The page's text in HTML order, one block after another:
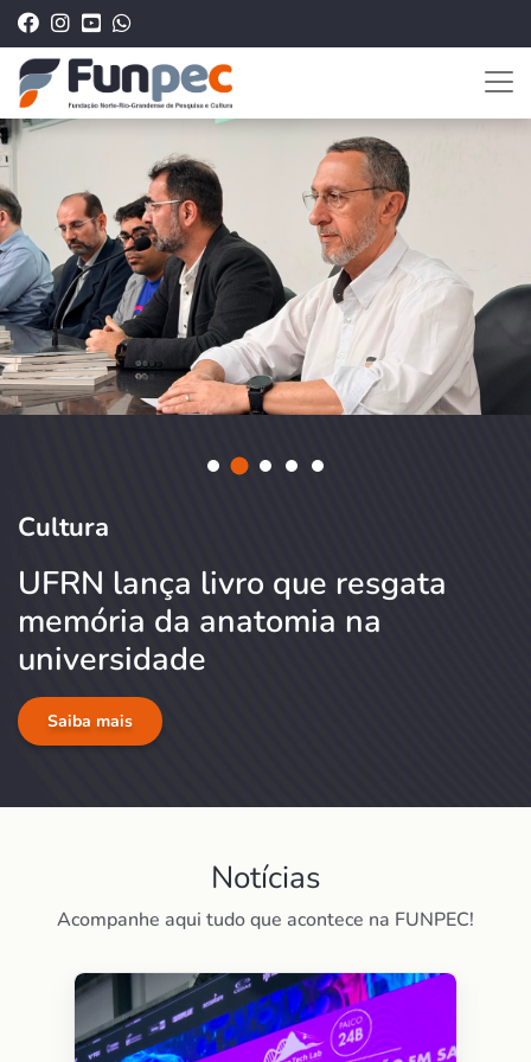
Cultura
UFRN lança livro que resgata
memória da anatomia na
universidade
Saiba mais
Notícias
Acompanhe aqui tudo que acontece na FUNPEC!